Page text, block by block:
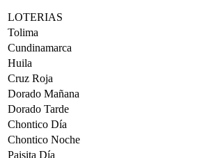
LOTERIAS
Tolima
Cundinamarca
Huila
Cruz Roja
Dorado Mañana
Dorado Tarde
Chontico Día
Chontico Noche
Paisita Día